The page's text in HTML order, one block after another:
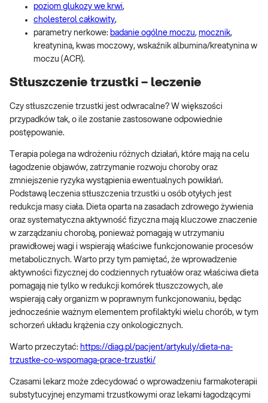
poziom glukozy we krwi,
cholesterol całkowity,
parametry nerkowe: badanie ogólne moczu, mocznik,
kreatynina, kwas moczowy, wskaźnik albumina/kreatynina w
moczu (ACR).
Stłuszczenie trzustki – leczenie
Czy stłuszczenie trzustki jest odwracalne? W większości
przypadków tak, o ile zostanie zastosowane odpowiednie
postępowanie.
Terapia polega na wdrożeniu różnych działań, które mają na celu
łagodzenie objawów, zatrzymanie rozwoju choroby oraz
zmniejszenie ryzyka wystąpienia ewentualnych powikłań.
Podstawą leczenia stłuszczenia trzustki u osób otyłych jest
redukcja masy ciała. Dieta oparta na zasadach zdrowego żywienia
oraz systematyczna aktywność fizyczna mają kluczowe znaczenie
w zarządzaniu chorobą, ponieważ pomagają w utrzymaniu
prawidłowej wagi i wspierają właściwe funkcjonowanie procesów
metabolicznych. Warto przy tym pamiętać, że wprowadzenie
aktywności fizycznej do codziennych rytuałów oraz właściwa dieta
pomagają nie tylko w redukcji komórek tłuszczowych, ale
wspierają cały organizm w poprawnym funkcjonowaniu, będąc
jednocześnie ważnym elementem profilaktyki wielu chorób, w tym
schorzeń układu krążenia czy onkologicznych.
Warto przeczytać: https://diag.pl/pacjent/artykuly/dieta-na-
trzustke-co-wspomaga-prace-trzustki/
Czasami lekarz może zdecydować o wprowadzeniu farmakoterapii
substytucyjnej enzymami trzustkowymi oraz lekami łagodzącymi